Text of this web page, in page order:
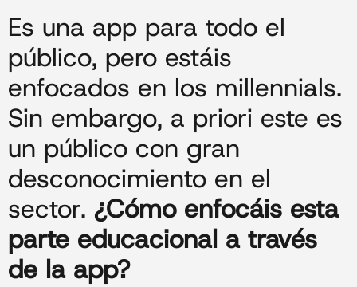
Es una app para todo el
público, pero estáis
enfocados en los millennials.
Sin embargo, a priori este es
un público con gran
desconocimiento en el
sector. ¿Cómo enfocáis esta
parte educacional a través
de la app?